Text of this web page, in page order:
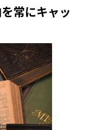
常にキャッ